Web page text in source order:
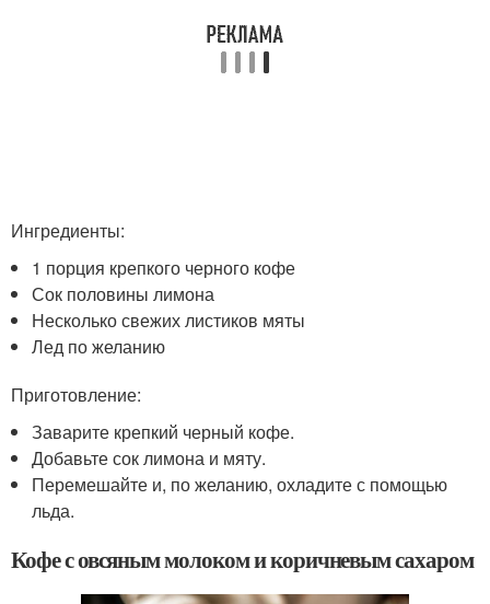
Ингредиенты:
1 порция крепкого черного кофе
Сок половины лимона
Несколько свежих листиков мяты
Лед по желанию
Приготовление:
Заварите крепкий черный кофе.
Добавьте сок лимона и мяту.
Перемешайте и, по желанию, охладите с помощью
льда.
Кофе с овсяным молоком и коричневым сахаром